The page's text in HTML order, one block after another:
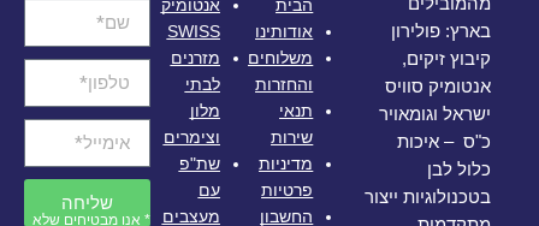
בארץ: פולירון
קיבוץ זיקים,
אנטומיק סוויס
ישראל וגומאויר
כ"ס – איכות
כלול לבן
בטכנולוגיות ייצור
הבית
אודותינו
משלוחים
והחזרות
תנאי
שירות
מדיניות
פרטיות
החשבון
אנטומיק
SWISS
מזרנים
לבתי
מלון
וצימרים
שת"פ
עם
מעצבים
שליחה
* אנו מבטיחים שלא